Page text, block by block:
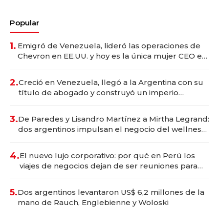
Popular
1. Emigró de Venezuela, lideró las operaciones de
Chevron en EE.UU. y hoy es la única mujer CEO en
2.Creció en Venezuela, llegó a la Argentina con su
título de abogado y construyó un imperio
3.De Paredes y Lisandro Martínez a Mirtha Legrand:
dos argentinos impulsan el negocio del wellness
4.El nuevo lujo corporativo: por qué en Perú los
viajes de negocios dejan de ser reuniones para
5.Dos argentinos levantaron US$ 6,2 millones de la
mano de Rauch, Englebienne y Woloski